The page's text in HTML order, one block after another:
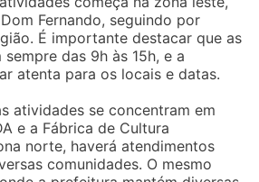
Fernando, seguindo por
É importante destacar que as
das 9h às 15h, e a
atenta para os locais e datas.
atividades se concentram em
e a Fábrica de Cultura
norte, haverá atendimentos
comunidades. O mesmo